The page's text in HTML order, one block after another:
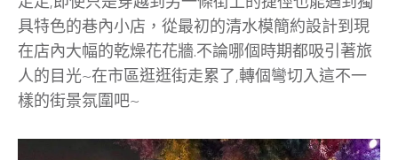
具特色的巷內小店，從最初的清水模簡約設計到現
在店內大幅的乾燥花花牆.不論哪個時期都吸引著旅
人的目光~在市區逛逛街走累了,轉個彎切入這不一
樣的街景氛圍吧~